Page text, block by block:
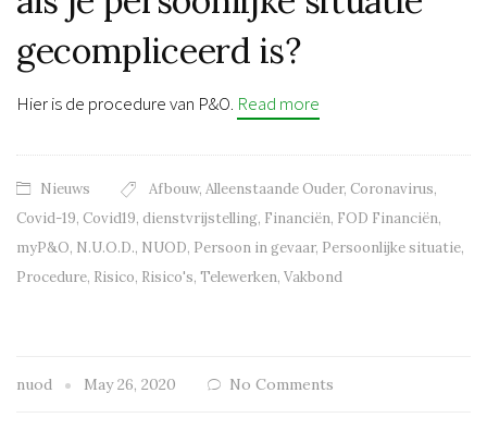
gecompliceerd is?
Hier is de procedure van P&O. Read more
Nieuws Afbouw, Alleenstaande Ouder, Coronavirus,
Covid-19, Covid19, dienstvrijstelling, Financiën, FOD Financiën,
myP&O, N.U.O.D., NUOD, Persoon in gevaar, Persoonlijke situatie,
Procedure, Risico, Risico's, Telewerken, Vakbond
nuod May 26, 2020 No Comments